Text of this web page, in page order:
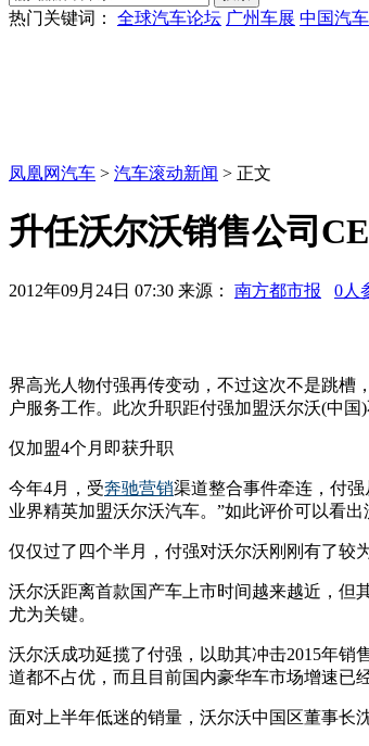
热门关键词： 全球汽车论坛 广州车展 中国汽
凤凰网汽车 > 汽车滚动新闻 > 正文
升任沃尔沃销售公司
2012年09月24日 07:30 来源： 南方都市报 0人
界高光人物付强再传变动，不过这次不是跳槽
户服务工作。此次升职距付强加盟沃尔沃(中国)
仅加盟4个月即获升职
今年4月，受奔驰营销渠道整合事件牵连，付强
业界精英加盟沃尔沃汽车。”如此评价可以看
仅仅过了四个半月，付强对沃尔沃刚刚有了较
沃尔沃距离首款国产车上市时间越来越近，但
尤为关键。
沃尔沃成功延揽了付强，以助其冲击2015年
道都不占优，而且目前国内豪华车市场增速已
面对上半年低迷的销量，沃尔沃中国区董事长